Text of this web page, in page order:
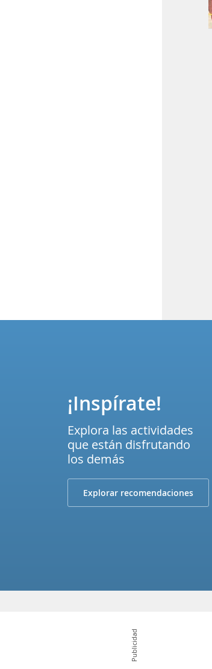
¡Inspírate!
Explora las actividades
que están disfrutando
los demás
Explorar recomendaciones
Publicidad